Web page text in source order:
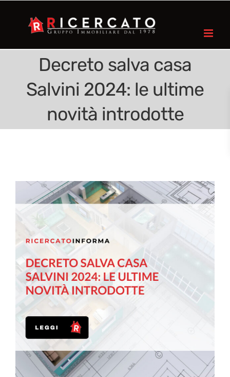
Decreto salva casa
Salvini 2024: le ultime
novità introdotte